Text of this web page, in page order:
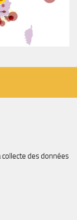
collecte des données